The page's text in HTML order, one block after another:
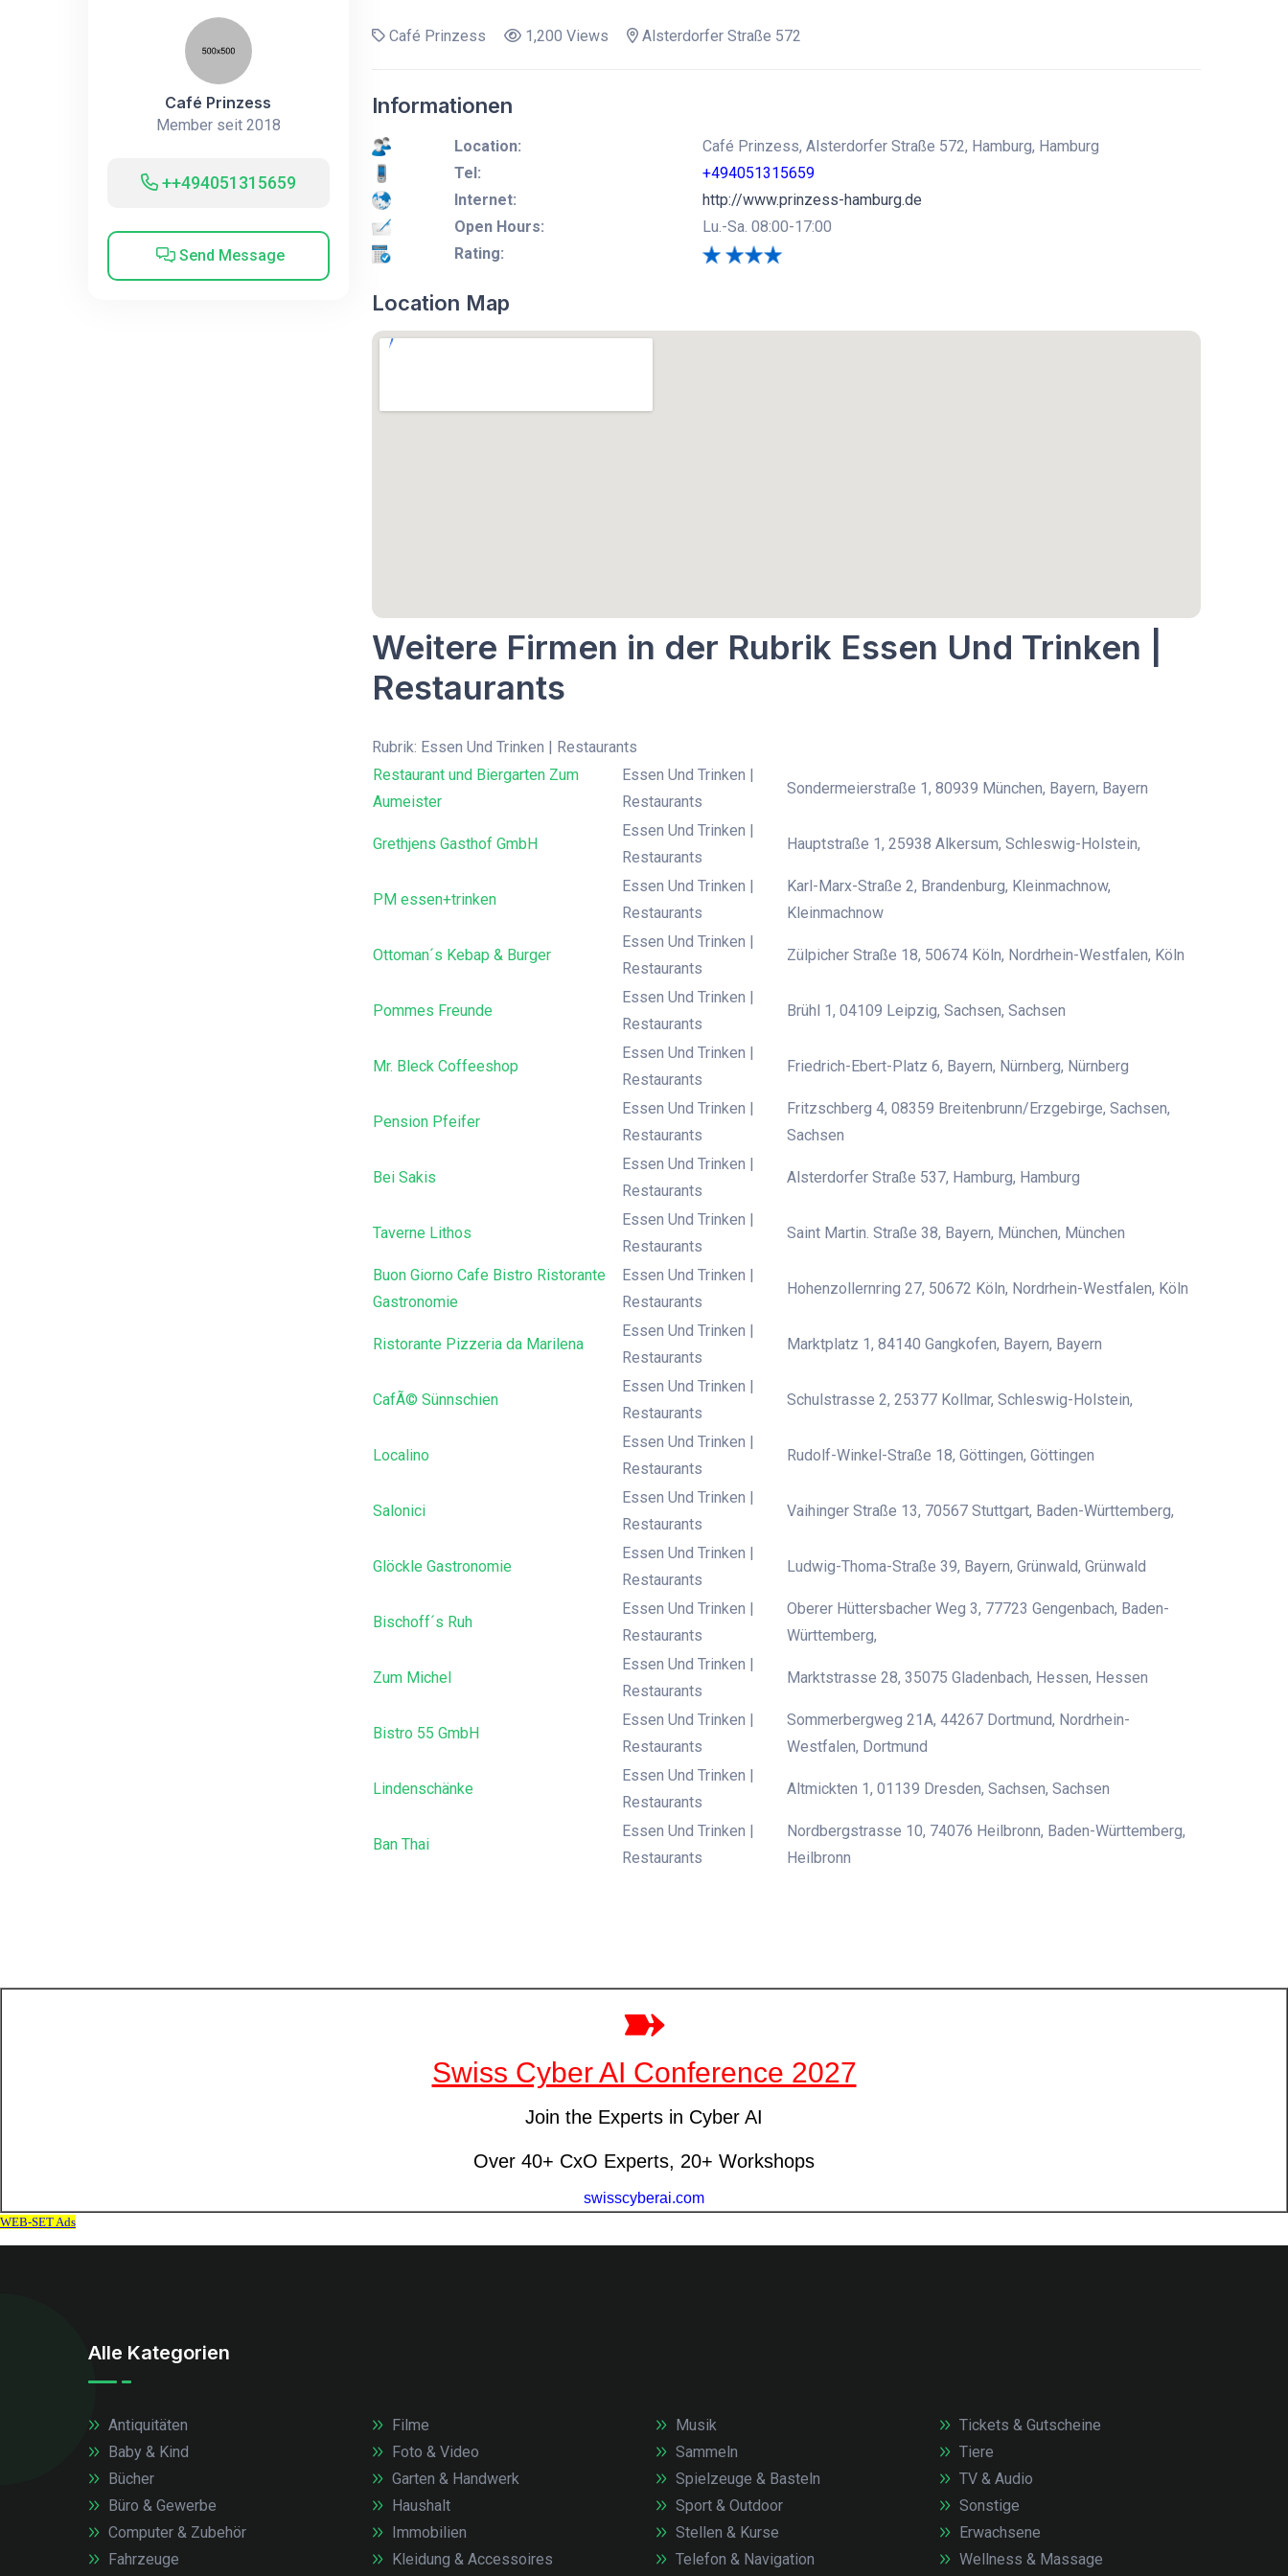
Café Prinzess
Member seit 2018
++494051315659
Send Message
Café Prinzess 1,200 Views Alsterdorfer Straße 572
Informationen
Location:
Café Prinzess, Alsterdorfer Straße 572, Hamburg, Hamburg
Tel:
+494051315659
Internet:
http://www.prinzess-hamburg.de
Open Hours:
Lu.-Sa. 08:00-17:00
Rating:
Location Map
Weitere Firmen in der Rubrik Essen Und Trinken |
Restaurants
Rubrik: Essen Und Trinken | Restaurants
Restaurant und Biergarten Zum
Aumeister
Essen Und Trinken |
Restaurants
Sondermeierstraße 1, 80939 München, Bayern, Bayern
Grethjens Gasthof GmbH
Essen Und Trinken |
Restaurants
Hauptstraße 1, 25938 Alkersum, Schleswig-Holstein,
PM essen+trinken
Essen Und Trinken |
Restaurants
Karl-Marx-Straße 2, Brandenburg, Kleinmachnow,
Kleinmachnow
Ottoman´s Kebap & Burger
Essen Und Trinken |
Restaurants
Zülpicher Straße 18, 50674 Köln, Nordrhein-Westfalen, Köln
Pommes Freunde
Essen Und Trinken |
Restaurants
Brühl 1, 04109 Leipzig, Sachsen, Sachsen
Mr. Bleck Coffeeshop
Essen Und Trinken |
Restaurants
Friedrich-Ebert-Platz 6, Bayern, Nürnberg, Nürnberg
Pension Pfeifer
Essen Und Trinken |
Restaurants
Fritzschberg 4, 08359 Breitenbrunn/Erzgebirge, Sachsen,
Sachsen
Bei Sakis
Essen Und Trinken |
Restaurants
Alsterdorfer Straße 537, Hamburg, Hamburg
Taverne Lithos
Essen Und Trinken |
Restaurants
Saint Martin. Straße 38, Bayern, München, München
Buon Giorno Cafe Bistro Ristorante
Gastronomie
Essen Und Trinken |
Restaurants
Hohenzollernring 27, 50672 Köln, Nordrhein-Westfalen, Köln
Ristorante Pizzeria da Marilena
Essen Und Trinken |
Restaurants
Marktplatz 1, 84140 Gangkofen, Bayern, Bayern
CafÃ© Sünnschien
Essen Und Trinken |
Restaurants
Schulstrasse 2, 25377 Kollmar, Schleswig-Holstein,
Localino
Essen Und Trinken |
Restaurants
Rudolf-Winkel-Straße 18, Göttingen, Göttingen
Salonici
Essen Und Trinken |
Restaurants
Vaihinger Straße 13, 70567 Stuttgart, Baden-Württemberg,
Glöckle Gastronomie
Essen Und Trinken |
Restaurants
Ludwig-Thoma-Straße 39, Bayern, Grünwald, Grünwald
Bischoff´s Ruh
Essen Und Trinken |
Restaurants
Oberer Hüttersbacher Weg 3, 77723 Gengenbach, Baden-
Württemberg,
Zum Michel
Essen Und Trinken |
Restaurants
Marktstrasse 28, 35075 Gladenbach, Hessen, Hessen
Bistro 55 GmbH
Essen Und Trinken |
Restaurants
Sommerbergweg 21A, 44267 Dortmund, Nordrhein-
Westfalen, Dortmund
Lindenschänke
Essen Und Trinken |
Restaurants
Altmickten 1, 01139 Dresden, Sachsen, Sachsen
Ban Thai
Essen Und Trinken |
Restaurants
Nordbergstrasse 10, 74076 Heilbronn, Baden-Württemberg,
Heilbronn
Alle Kategorien
Antiquitäten
Baby & Kind
Bücher
Büro & Gewerbe
Computer & Zubehör
Fahrzeuge
Filme
Foto & Video
Garten & Handwerk
Haushalt
Immobilien
Kleidung & Accessoires
Musik
Sammeln
Spielzeuge & Basteln
Sport & Outdoor
Stellen & Kurse
Telefon & Navigation
Tickets & Gutscheine
Tiere
TV & Audio
Sonstige
Erwachsene
Wellness & Massage